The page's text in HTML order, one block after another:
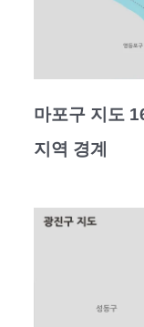
마포구 지도
지역 경계